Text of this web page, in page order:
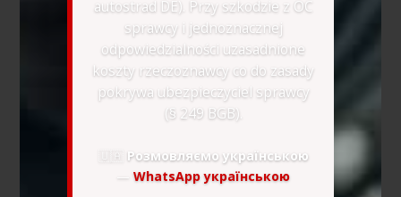
autostrad DE). Przy szkodzie z OC
sprawcy i jednoznacznej
odpowiedzialności uzasadnione
koszty rzeczoznawcy co do zasady
pokrywa ubezpieczyciel sprawcy
(§ 249 BGB).
🇺🇦 Розмовляємо українською
— WhatsApp українською